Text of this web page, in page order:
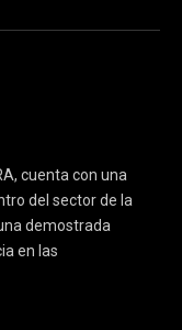
cuenta con una
del sector de la
demostrada
en las